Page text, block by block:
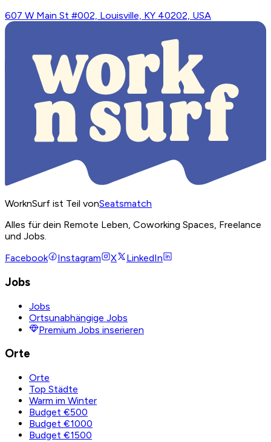
607 W Main St #002, Louisville, KY 40202, USA
WorknSurf ist Teil vonSeatsmatch
Alles für dein Remote Leben, Coworking Spaces, Freelance
und Jobs.
Facebook
Instagram X LinkedIn
Jobs
Jobs
Ortsunabhängige Jobs
Premium Jobs inserieren
Orte
Orte
Top Städte
Warm im Winter
Budget €500
Budget €1000
Budget €1500